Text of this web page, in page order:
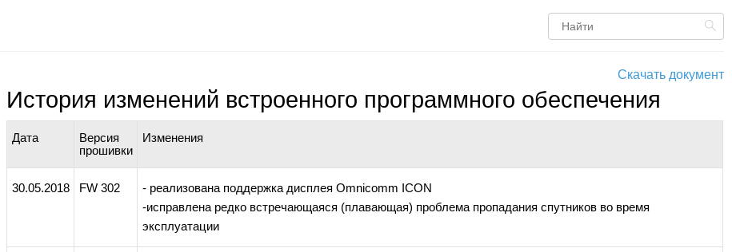
Скачать документ
История изменений встроенного программного обеспечения
Дата
Версия
прошивки
Изменения
30.05.2018 FW 302
- реализована поддержка дисплея Omnicomm ICON
-исправлена редко встречающаяся (плавающая) проблема пропадания спутников во время
эксплуатации